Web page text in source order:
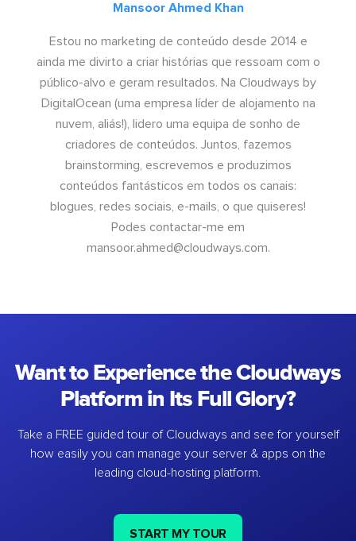
Mansoor Ahmed Khan
Estou no marketing de conteúdo desde 2014 e
ainda me divirto a criar histórias que ressoam com o
público-alvo e geram resultados. Na Cloudways by
DigitalOcean (uma empresa líder de alojamento na
nuvem, aliás!), lidero uma equipa de sonho de
criadores de conteúdos. Juntos, fazemos
brainstorming, escrevemos e produzimos
conteúdos fantásticos em todos os canais:
blogues, redes sociais, e-mails, o que quiseres!
Podes contactar-me em
mansoor.ahmed@cloudways.com.
Want to Experience the Cloudways
Platform in Its Full Glory?
Take a FREE guided tour of Cloudways and see for yourself
how easily you can manage your server & apps on the
leading cloud-hosting platform.
START MY TOUR